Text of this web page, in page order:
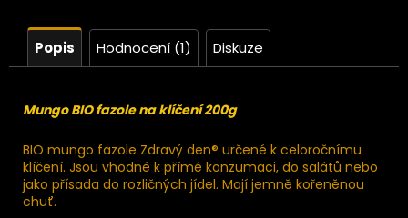
Popis Hodnocení (1) Diskuze
Mungo BIO fazole na klíčení 200g
BIO mungo fazole Zdravý den® určené k celoročnímu
klíčení. Jsou vhodné k přímé konzumaci, do salátů nebo
jako přísada do rozličných jídel. Mají jemně kořeněnou
chuť.
RAW
Kč
Kč